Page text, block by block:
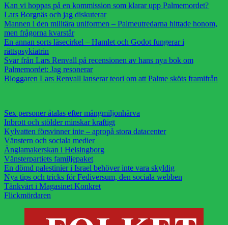
Kan vi hoppas på en kommission som klarar upp Palmemordet?
Lars Borgnäs och jag diskuterar
Mannen i den militära uniformen – Palmeutredarna hittade honom,
men frågorna kvarstår
En annan sorts läsecirkel – Hamlet och Godot fungerar i
rättspsykiatrin
Svar från Lars Renvall på recensionen av hans nya bok om
Palmemordet: Jag resonerar
Bloggaren Lars Renvall lanserar teori om att Palme sköts framifrån
Sex personer åtalas efter mångmiljonhärva
Inbrott och stölder minskar kraftigt
Kylvatten försvinner inte – apropå stora datacenter
Vänstern och sociala medier
Änglamakerskan i Helsingborg
Vänsterpartiets familjepaket
En dömd palestinier i Israel behöver inte vara skyldig
Nya tips och tricks för Fediversum, den sociala webben
Tänkvärt i Magasinet Konkret
Flickmördaren